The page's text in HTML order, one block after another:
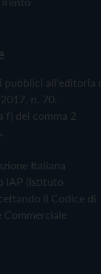
pubblici all'editoria
n. 70.
f) del comma 2
Italiana
IAP (Istituto
il Codice di
Commerciale